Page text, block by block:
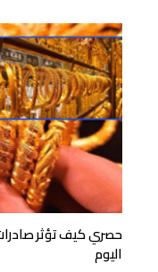
حصري كيف تؤثر
اليوم